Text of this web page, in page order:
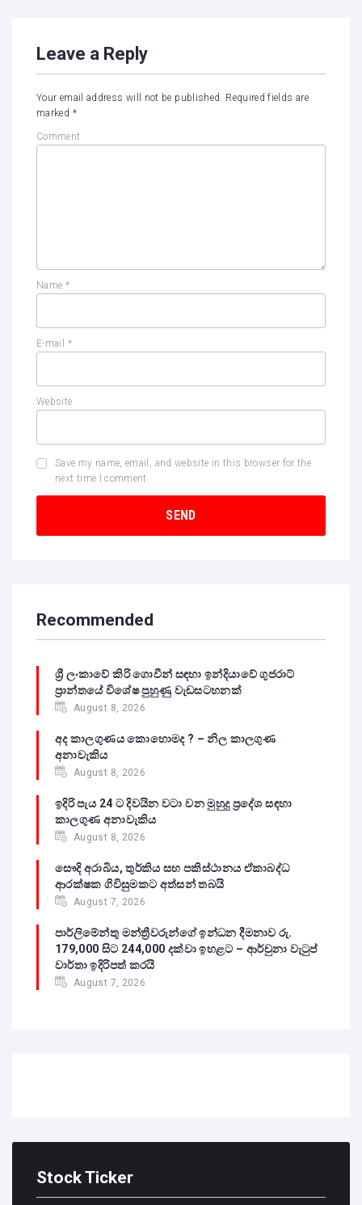
Leave a Reply
Your email address will not be published. Required fields are
marked *
Comment
Name *
E-mail *
Website
Save my name, email, and website in this browser for the
next time I comment.
Recommended
ශ්‍රී ලංකාවේ කිරි ගොවීන් සඳහා ඉන්දියාවේ ගුජරාට්
ප්‍රාන්තයේ විශේෂ පුහුණු වැඩසටහනක්
August 8, 2026
අද කාලගුණය කොහොමද ? – නිල කාලගුණ
අනාවැකිය
August 8, 2026
ඉදිරි පැය 24 ට දිවයින වටා වන මුහුදු ප්‍රදේශ සඳහා
කාලගුණ අනාවැකිය
August 8, 2026
සෞදි අරාබිය, තුර්කිය සහ පකිස්ථානය ඒකාබද්ධ
ආරක්ෂක ගිවිසුමකට අත්සන් තබයි
August 7, 2026
පාර්ලිමේන්තු මන්ත්‍රීවරුන්ගේ ඉන්ධන දීමනාව රු.
179,000 සිට 244,000 දක්වා ඉහළට – ආර්චුනා වැටුප්
වාර්තා ඉදිරිපත් කරයි
August 7, 2026
Stock Ticker